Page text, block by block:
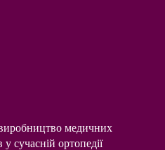
медичних
у сучасній ортопедії